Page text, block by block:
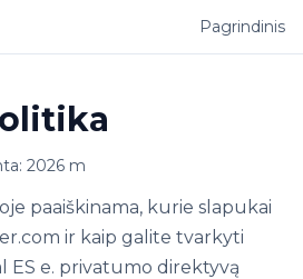
Pagrindinis
2026 m
paaiškinama, kurie slapukai
ir kaip galite tvarkyti
ES e. privatumo direktyvą